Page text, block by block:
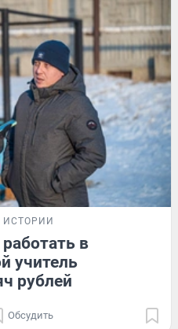
ИСТОРИИ
в
учитель
рублей
Обсудить